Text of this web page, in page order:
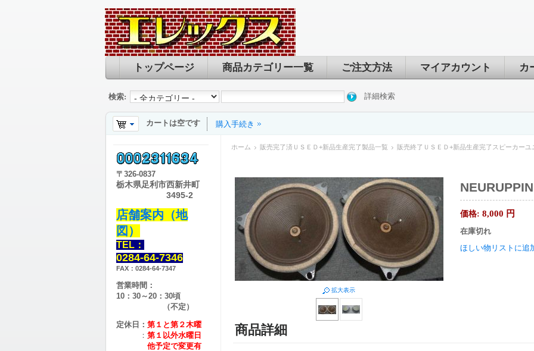
トップページ 商品カテゴリー一覧 ご注文方法 マイアカウント カ
検索: 詳細検索
カートは空です 購入手続き
ホーム 販売完了済ＵＳＥＤ+新品生産完了製品一覧 販売終了ＵＳＥＤ+新品生産完了スピーカーユ
拡大表示
価格: 8,000 円
在庫切れ
ほしい物リストに追
商品詳細
〒 326-0837
栃木県足利市西新井町
3495-2
店舗案内（地
図）
TEL：
0284-64-7346
FAX：0284-64-7347
営業時間：
10：30～20：30頃
（不定）
定休日： 第１と第２木曜
： 第１以外水曜日
他予定で変更有